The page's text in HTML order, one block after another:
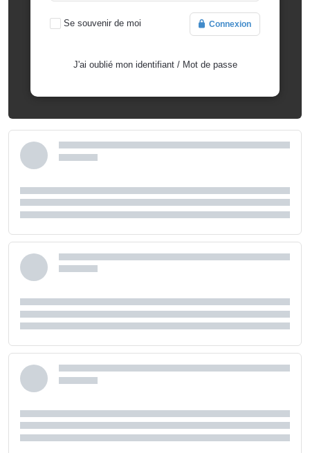
Se souvenir de moi Connexion
J'ai oublié mon identifiant/ Mot de passe